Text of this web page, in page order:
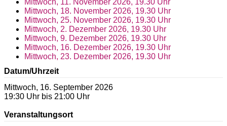
Mittwoch, 18. November 2026, 19.30 Uhr
Mittwoch, 25. November 2026, 19.30 Uhr
Mittwoch, 2. Dezember 2026, 19.30 Uhr
Mittwoch, 9. Dezember 2026, 19.30 Uhr
Mittwoch, 16. Dezember 2026, 19.30 Uhr
Mittwoch, 23. Dezember 2026, 19.30 Uhr
Datum/Uhrzeit
Mittwoch, 16. September 2026
19:30 Uhr bis 21:00 Uhr
Veranstaltungsort